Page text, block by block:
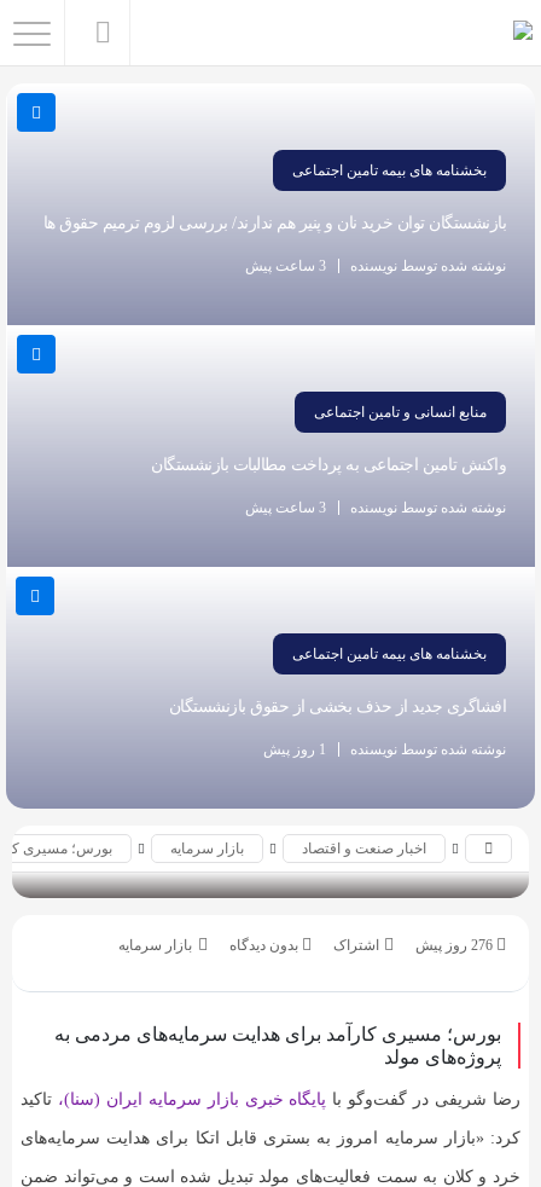
بخشنامه های بیمه تامین اجتماعی
بازنشستگان توان خرید نان و پنیر هم ندارند/ بررسی لزوم ترمیم حقوق ها
نوشته شده توسط نویسنده 3 ساعت پیش
منابع انسانی و تامین اجتماعی
واکنش تامین اجتماعی به پرداخت مطالبات بازنشستگان
نوشته شده توسط نویسنده 3 ساعت پیش
بخشنامه های بیمه تامین اجتماعی
افشاگری جدید از حذف بخشی از حقوق بازنشستگان
نوشته شده توسط نویسنده 1 روز پیش
اخبار صنعت و اقتصاد بازار سرمایه بورس؛ مسیری بازدید 51
استفاده
از
می‌توانید
صفحه
را
کپی
بدون دیدگاه بازار سرمایه
بورس؛ مسیری کارآمد برای هدایت سرمایه‌های مردمی به
پروژه‌های مولد
رضا شریفی در گفت‌وگو با پایگاه خبری بازار سرمایه ایران (سنا)، تاکید
کرد: «بازار سرمایه امروز به بستری قابل اتکا برای هدایت سرمایه‌های
خرد و کلان به سمت فعالیت‌های مولد تبدیل شده است و می‌تواند ضمن